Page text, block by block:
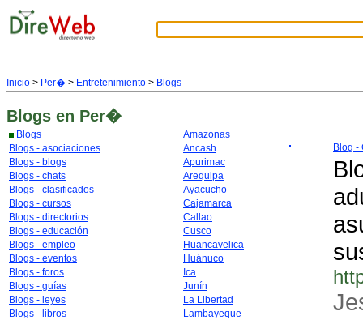
Inicio > Per� > Entretenimiento > Blogs
Blogs en Per�
Blogs
Blogs - asociaciones
Blogs - blogs
Blogs - chats
Blogs - clasificados
Blogs - cursos
Blogs - directorios
Blogs - educación
Blogs - empleo
Blogs - eventos
Blogs - foros
Blogs - guías
Blogs - leyes
Blogs - libros
Amazonas
Ancash
Apurimac
Arequipa
Ayacucho
Cajamarca
Callao
Cusco
Huancavelica
Huánuco
Ica
Junín
La Libertad
Lambayeque
Blog -